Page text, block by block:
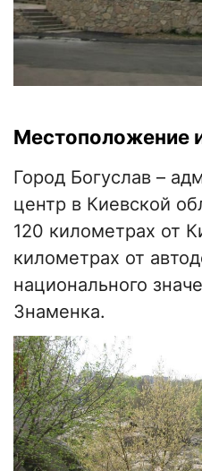
Местоположение
Город Богуслав –
центр в Киевской
120 километрах от
километрах от
национального
Знаменка.